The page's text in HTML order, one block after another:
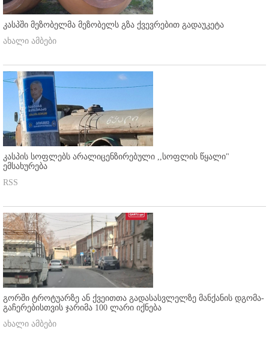
კასპში მეზობელმა მეზობელს გზა ქვევრებით გადაუკეტა
ახალი ამბები
კასპის სოფლებს არალიცენზირებული ,,სოფლის წყალი"
ემსახურება
RSS
გორში ტროტუარზე ან ქვეითთა გადასასვლელზე მანქანის დგომა-
გაჩერებისთვის ჯარიმა 100 ლარი იქნება
ახალი ამბები